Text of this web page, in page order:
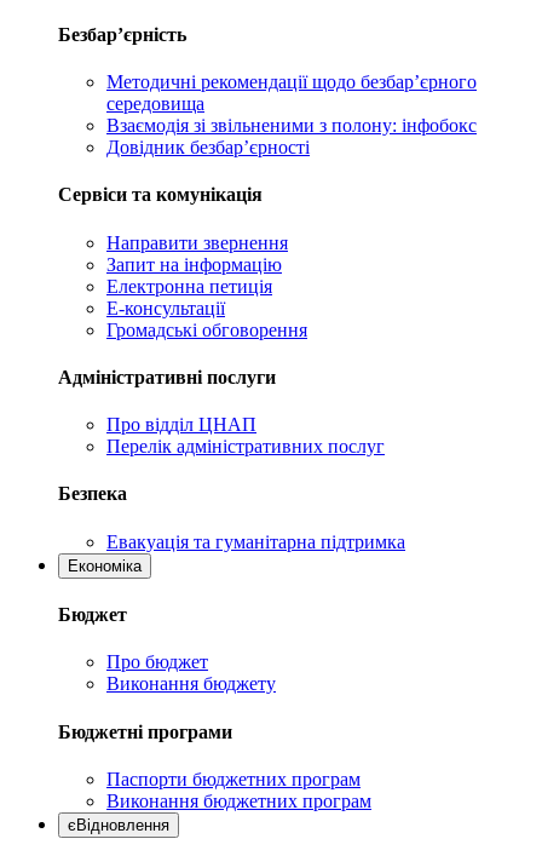
Безбар’єрність
Методичні рекомендації щодо безбар’єрного
середовища
Взаємодія зі звільненими з полону: інфобокс
Довідник безбар’єрності
Сервіси та комунікація
Направити звернення
Запит на інформацію
Електронна петиція
Е-консультації
Громадські обговорення
Адміністративні послуги
Про відділ ЦНАП
Перелік адміністративних послуг
Безпека
Евакуація та гуманітарна підтримка
Економіка
Бюджет
Про бюджет
Виконання бюджету
Бюджетні програми
Паспорти бюджетних програм
Виконання бюджетних програм
єВідновлення